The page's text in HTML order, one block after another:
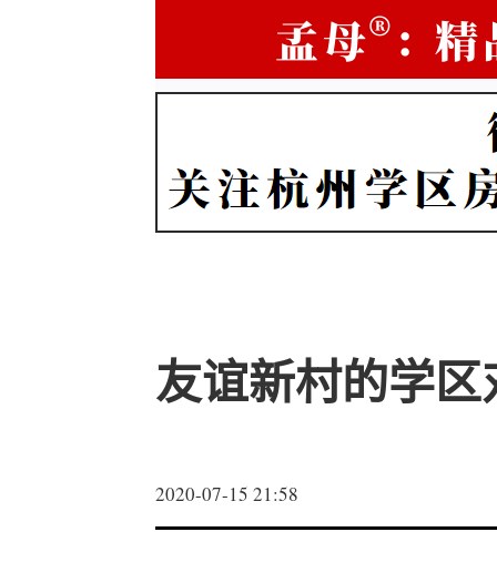
友谊新村的学
2020-07-15 21:58